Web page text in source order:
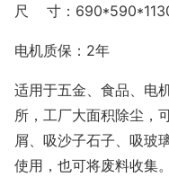
尺 寸：
电机质保： 2年
适用于五金、食品、电
所，工厂大面积除尘，
屑、吸沙子石子、吸玻
使用，也可将废料收集